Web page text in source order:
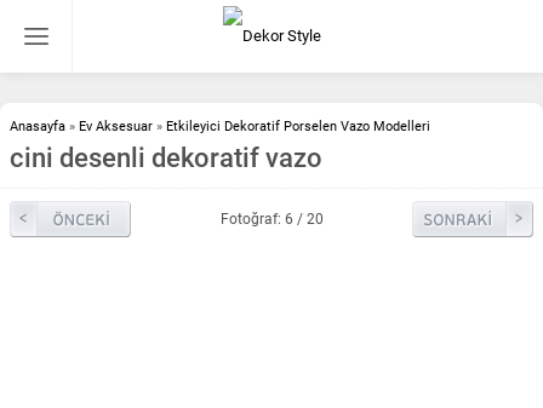
Anasayfa » Ev Aksesuar » Etkileyici Dekoratif Porselen Vazo Modelleri
cini desenli dekoratif vazo
Fotoğraf: 6 / 20